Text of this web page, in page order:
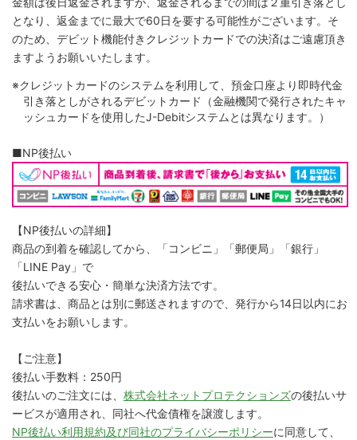
となり、返金までに最大で60日を要する可能性がございます。そ
のため、デビット機能付きクレジットカードでの決済はご遠慮頂き
ますようお願いいたします。
※クレジットカードのシステムを利用して、預金口座より即時代金
引き落としがされるデビットカード（金融機関で発行されたキャ
ッシュカードを使用したJ-Debitシステムとは異なります。）
■NP後払い
【NP後払いの詳細】
商品の到着を確認してから、「コンビニ」「郵便局」「銀行」
「LINE Pay」で
後払いできる安心・簡単な決済方法です。
請求書は、商品とは別に郵送されますので、発行から14日以内にお
支払いをお願いします。
【ご注意】
後払い手数料：250円
後払いのご注文には、 株式会社ネットプロテクションズの後払いサ
ービスが適用され、同社へ代金債権を譲渡します。
NP後払い利用規約及び同社のプライバシーポリシーに同意して、